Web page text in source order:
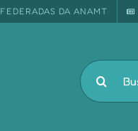
FEDERADAS DA ANAMT
Buscar
para: